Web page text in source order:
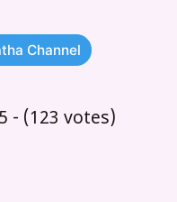
Channel
- (123 votes)